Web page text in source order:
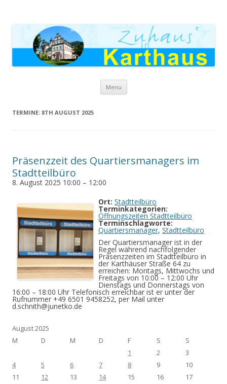
Menu Skip to content
TERMINE: 8TH AUGUST 2025
Präsenzzeit des Quartiersmanagers im
Stadtteilbüro
8. August 2025 10:00 – 12:00
Ort: Stadtteilbüro
Terminkategorien:
Öffnungszeiten Stadtteilbüro
Terminschlagworte:
Quartiersmanager, Stadtteilbüro
Der Quartiersmanager ist in der
Regel während nachfolgender
Präsenzzeiten im Stadtteilbüro in
der Karthäuser Straße 64 zu
erreichen: Montags, Mittwochs und
Freitags von 10:00 – 12:00 Uhr
Dienstags und Donnerstags von
16:00 – 18:00 Uhr Telefonisch erreichbar ist er unter der
Rufnummer +49 6501 9458252, per Mail unter
d.schnith@junetko.de
August 2025
M
D M D F S
S
1
2
3
4
5 6 7 8 9
10
11
12 13 14 15 16
17